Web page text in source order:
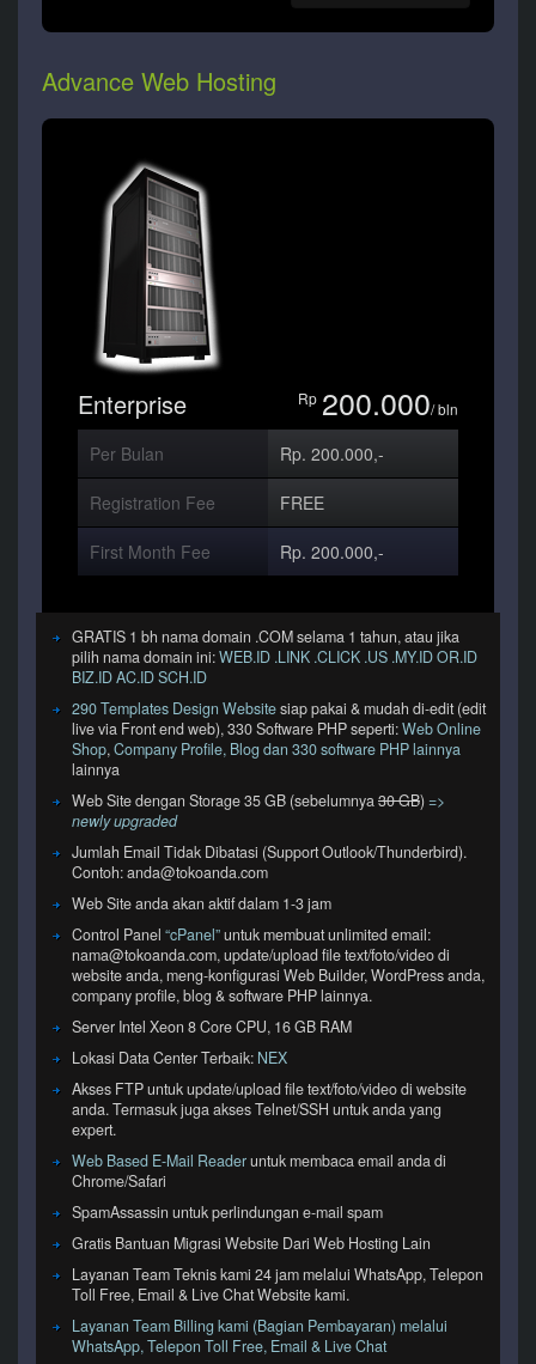
Advance Web Hosting
Enterprise Rp 200.000/ bln
Per Bulan Rp. 200.000,-
Registration Fee FREE
First Month Fee Rp. 200.000,-
GRATIS 1 bh nama domain .COM selama 1 tahun, atau jika
pilih nama domain ini:WEB.ID .LINK .CLICK .US .MY.ID OR.ID
BIZ.ID AC.ID SCH.ID
290 Templates Design Websitesiap pakai & mudah di-edit (edit
live via Front end web), 330 Software PHP seperti:Web Online
Shop, Company Profile, Blog dan 330 software PHP lainnya
lainnya
Web Site dengan Storage 35 GB (sebelumnya 30 GB)=>
newly upgraded
Jumlah Email Tidak Dibatasi (Support Outlook/Thunderbird).
Contoh: anda@tokoanda.com
Web Site anda akan aktif dalam 1-3 jam
Control Panel “cPanel”untuk membuat unlimited email:
nama@tokoanda.com, update/upload file text/foto/video di
website anda, meng-konfigurasi Web Builder, WordPress anda,
company profile, blog & software PHP lainnya.
Server Intel Xeon 8 Core CPU, 16 GB RAM
Lokasi Data Center Terbaik: NEX
Akses FTP untuk update/upload file text/foto/video di website
anda. Termasuk juga akses Telnet/SSH untuk anda yang
expert.
Web Based E-Mail Readeruntuk membaca email anda di
Chrome/Safari
SpamAssassin untuk perlindungan e-mail spam
Gratis Bantuan Migrasi Website Dari Web Hosting Lain
Layanan Team Teknis kami 24 jam melalui WhatsApp, Telepon
Toll Free, Email & Live Chat Website kami.
Layanan Team Billing kami (Bagian Pembayaran) melalui
WhatsApp, Telepon Toll Free, Email & Live Chat